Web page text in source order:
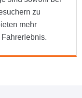
zu
mehr